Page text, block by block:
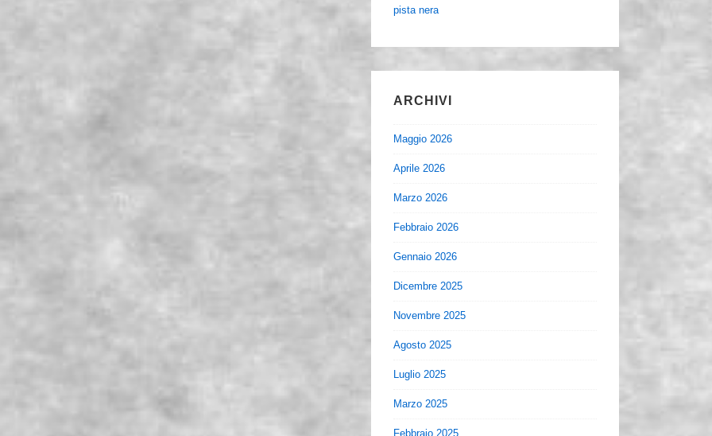
pista nera
ARCHIVI
Maggio 2026
Aprile 2026
Marzo 2026
Febbraio 2026
Gennaio 2026
Dicembre 2025
Novembre 2025
Agosto 2025
Luglio 2025
Marzo 2025
Febbraio 2025